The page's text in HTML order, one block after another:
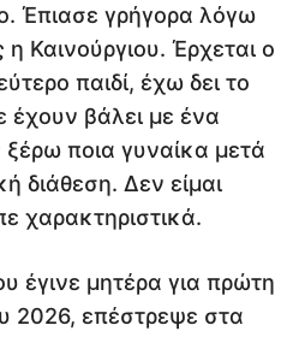
Έπιασε γρήγορα λόγω
Καινούργιου. Έρχεται ο
παιδί, έχω δει το
βάλει με ένα
ξέρω ποια γυναίκα μετά
διάθεση. Δεν είμαι
χαρακτηριστικά.
έγινε μητέρα για πρώτη
2026, επέστρεψε στα